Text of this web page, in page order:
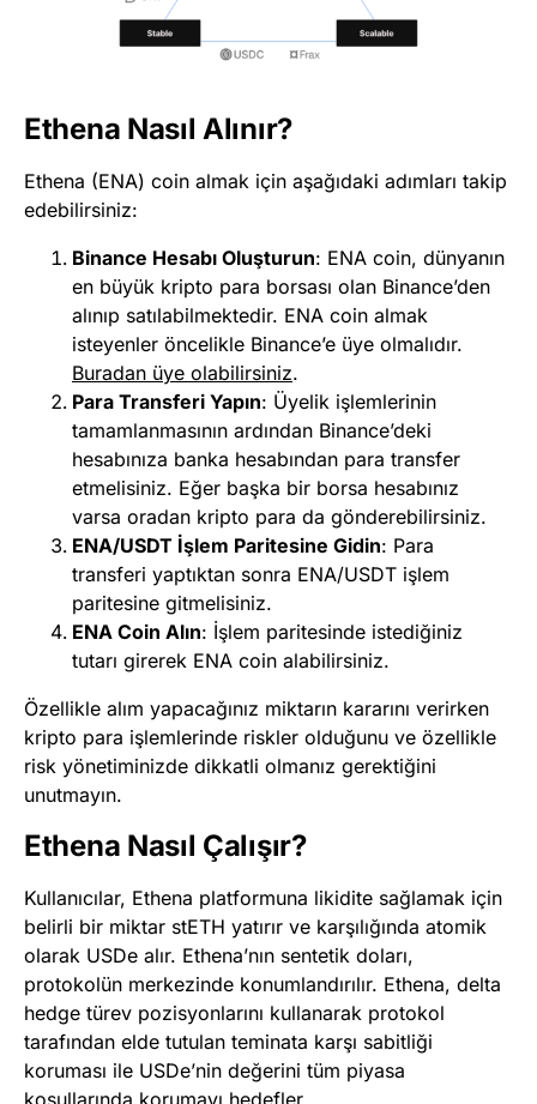
Ethena Nasıl Alınır?
Ethena (ENA) coin almak için aşağıdaki adımları takip
edebilirsiniz:
Binance Hesabı Oluşturun: ENA coin, dünyanın
en büyük kripto para borsası olan Binance’den
alınıp satılabilmektedir. ENA coin almak
isteyenler öncelikle Binance’e üye olmalıdır.
Buradan üye olabilirsiniz.
Para Transferi Yapın: Üyelik işlemlerinin
tamamlanmasının ardından Binance’deki
hesabınıza banka hesabından para transfer
etmelisiniz. Eğer başka bir borsa hesabınız
varsa oradan kripto para da gönderebilirsiniz.
ENA/USDT İşlem Paritesine Gidin: Para
transferi yaptıktan sonra ENA/USDT işlem
paritesine gitmelisiniz.
ENA Coin Alın: İşlem paritesinde istediğiniz
tutarı girerek ENA coin alabilirsiniz.
Özellikle alım yapacağınız miktarın kararını verirken
kripto para işlemlerinde riskler olduğunu ve özellikle
risk yönetiminizde dikkatli olmanız gerektiğini
unutmayın.
Ethena Nasıl Çalışır?
Kullanıcılar, Ethena platformuna likidite sağlamak için
belirli bir miktar stETH yatırır ve karşılığında atomik
olarak USDe alır. Ethena’nın sentetik doları,
protokolün merkezinde konumlandırılır. Ethena, delta
hedge türev pozisyonlarını kullanarak protokol
tarafından elde tutulan teminata karşı sabitliği
koruması ile USDe’nin değerini tüm piyasa
koşullarında korumayı hedefler.